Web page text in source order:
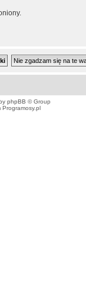
phpBB © Group
Programosy.pl